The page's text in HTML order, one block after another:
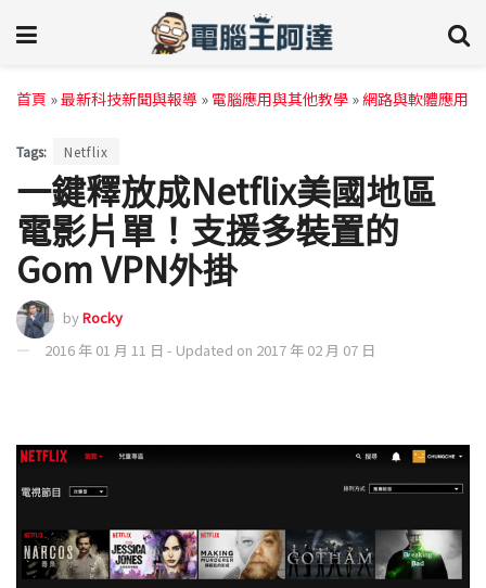
首頁 »最新科技新聞與報導 » 電腦應用與其他教學 »網路與軟體應用
Tags: Netflix
一鍵釋放成Netflix美國地區
電影片單！支援多裝置的
Gom VPN外掛
byRocky
2016 年 01 月 11 日 - Updated on 2017 年 02 月 07 日